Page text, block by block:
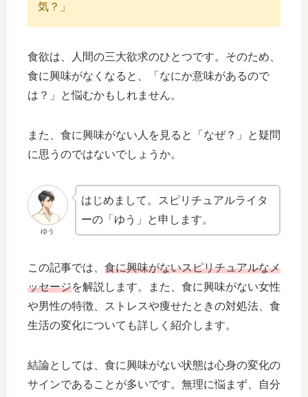
気？」
食欲は、人間の三大欲求のひとつです。そのため、
食に興味がなくなると、「なにか意味があるので
は？」と悩むかもしれません。
また、食に興味がない人を見ると「なぜ？」と疑問
に思うのではないでしょうか。
ゆう
はじめまして。スピリチュアルライタ
ーの「ゆう」と申します。
この記事では、 食に興味がないスピリチュアルなメ
ッセージを解説します。また、食に興味がない女性
や男性の特徴、ストレスや痩せたときの対処法、食
生活の変化についても詳しく紹介します。
結論としては、食に興味がない状態は心身の変化の
サインであることが多いです。無理に悩まず、自分